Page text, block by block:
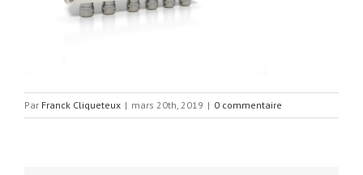
Par Franck Cliqueteux | mars 20th, 2019 | 0 commentaire